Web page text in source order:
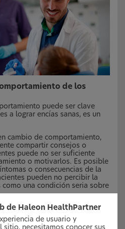
de los
puede ser clave
a lograr encías sanas, es un
cambio de comportamiento,
compartir consejos o
puede no ser suficiente
o motivarlos. Es posible
o consecuencias de la
pueden no percibir la
una condición seria sobre
de Haleon HealthPartner
de usuario y
sitio, necesitamos conocer sus